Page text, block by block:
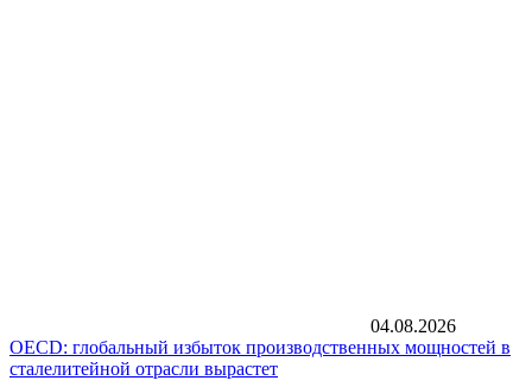
04.08.2026
OECD: глобальный избыток производственных мощностей в
сталелитейной отрасли вырастет